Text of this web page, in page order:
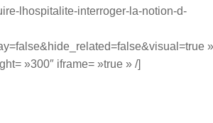
lhospitalite-interroger-la-notion-d-
»
»300″ iframe= »true » /]